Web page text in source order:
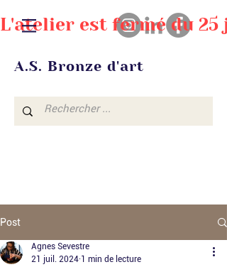
A.S. Bronze d'art
L'atelier est fermé du
Post
Agnes Sevestre
21 juil. 2024 1 min de lecture